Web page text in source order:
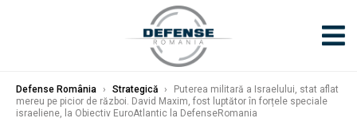
Defense România › Strategică ›
Puterea militară a Israelului, stat aflat
mereu pe picior de război. David Maxim, fost luptător în forțele speciale
israeliene, la Obiectiv EuroAtlantic la DefenseRomania